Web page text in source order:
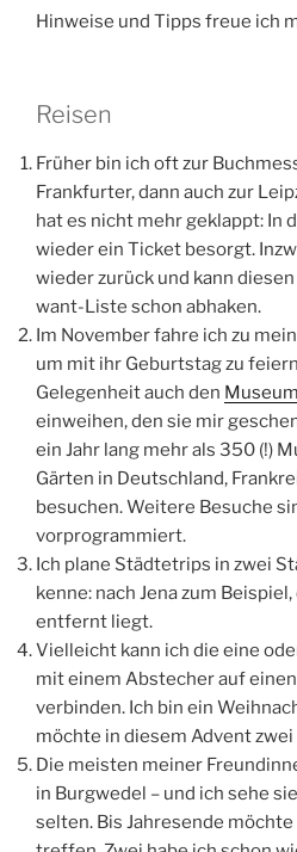
Reisen
Frankfurter, dann auch zur
wieder ein Ticket besorgt.
wieder zurück und kann
want-Liste schon abhaken.
Im November fahre ich zu
um mit ihr Geburtstag zu
Gelegenheit auch den
einweihen, den sie mir
ein Jahr lang mehr als 350 (!)
Gärten in Deutschland,
besuchen. Weitere Besuche
vorprogrammiert.
Ich plane Städtetrips in zwei
kenne: nach Jena zum Beispiel,
entfernt liegt.
Vielleicht kann ich die eine
mit einem Abstecher auf
verbinden. Ich bin ein
möchte in diesem Advent
Die meisten meiner
in Burgwedel – und ich sehe
selten. Bis Jahresende
treffen. Zwei habe ich schon
befreundete Verlegerin auf
dem Rückweg die Freundin in